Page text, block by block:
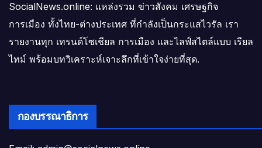
SocialNews.online: แหล่งรวม ข่าวสังคม เศรษฐกิจ
การเมือง ทั้งไทย-ต่างประเทศ ที่กำลังเป็นกระแสไวรัล เรา
รายงานทุก เทรนด์โซเชียล การเมือง และไลฟ์สไตล์แบบ เรียล
ไทม์ พร้อมบทวิเคราะห์เจาะลึกที่เข้าใจง่ายที่สุด.
กองบรรณาธิการ